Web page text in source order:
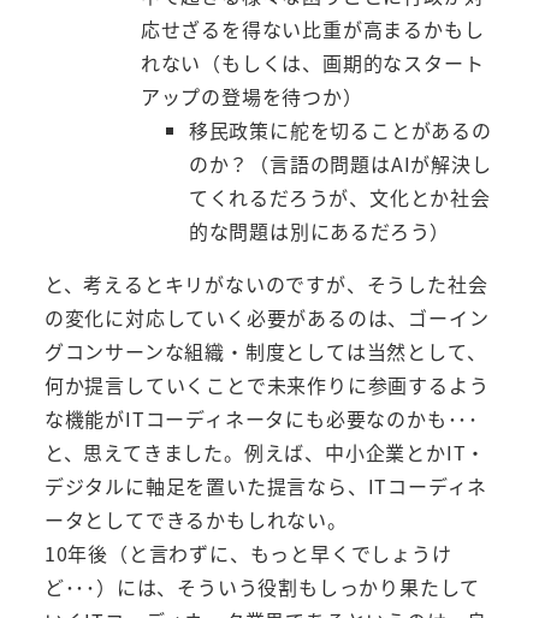
応せざるを得ない比重が高まるかもし
れない（もしくは、画期的なスタート
アップの登場を待つか）
移民政策に舵を切ることがあるの
のか？（言語の問題はAIが解決し
てくれるだろうが、文化とか社会
的な問題は別にあるだろう）
と、考えるとキリがないのですが、そうした社会
の変化に対応していく必要があるのは、ゴーイン
グコンサーンな組織・制度としては当然として、
何か提言していくことで未来作りに参画するよう
な機能がITコーディネータにも必要なのかも･･･
と、思えてきました。例えば、中小企業とかIT・
デジタルに軸足を置いた提言なら、ITコーディネ
ータとしてできるかもしれない。
10年後（と言わずに、もっと早くでしょうけ
ど･･･）には、そういう役割もしっかり果たして